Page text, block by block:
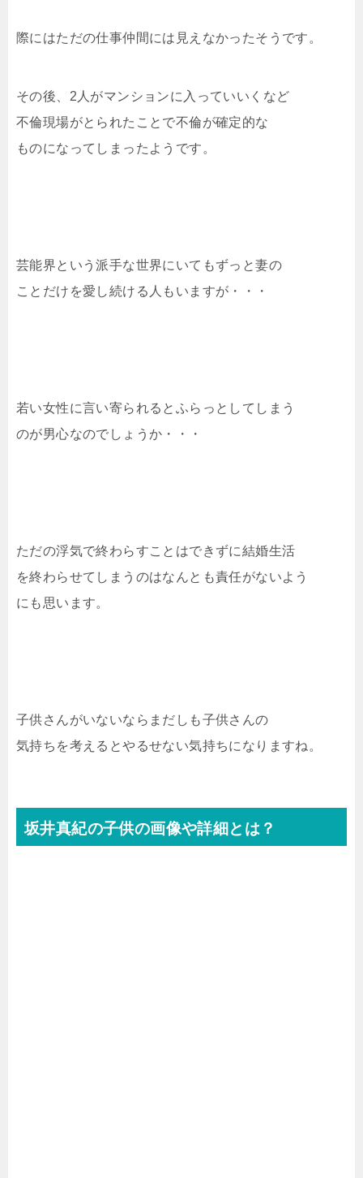
際にはただの仕事仲間には見えなかったそうです。
その後、2人がマンションに入っていいくなど
不倫現場がとられたことで不倫が確定的な
ものになってしまったようです。
芸能界という派手な世界にいてもずっと妻の
ことだけを愛し続ける人もいますが・・・
若い女性に言い寄られるとふらっとしてしまう
のが男心なのでしょうか・・・
ただの浮気で終わらすことはできずに結婚生活
を終わらせてしまうのはなんとも責任がないよう
にも思います。
子供さんがいないならまだしも子供さんの
気持ちを考えるとやるせない気持ちになりますね。
坂井真紀の子供の画像や詳細とは？